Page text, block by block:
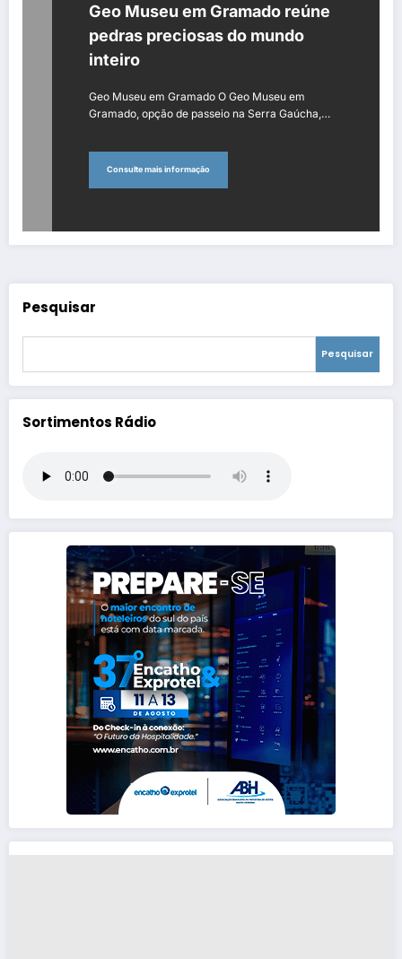
Geo Museu em Gramado reúne
pedras preciosas do mundo
inteiro
Geo Museu em Gramado O Geo Museu em
Gramado, opção de passeio na Serra Gaúcha,…
Consulte mais informação
Pesquisar
Pesquisar
Sortimentos Rádio